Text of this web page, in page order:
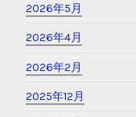
2026年5月
2026年4月
2026年2月
2025年12月